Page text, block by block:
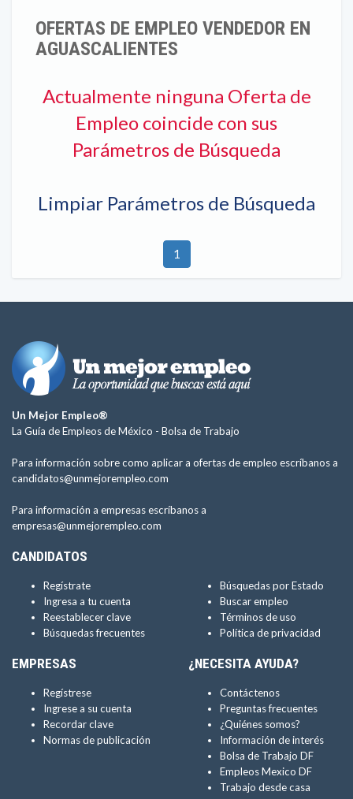
OFERTAS DE EMPLEO VENDEDOR EN
AGUASCALIENTES
Actualmente ninguna Oferta de
Empleo coincide con sus
Parámetros de Búsqueda
Limpiar Parámetros de Búsqueda
1
Un Mejor Empleo®
La Guía de Empleos de México - Bolsa de Trabajo
Para información sobre como aplicar a ofertas de empleo escríbanos a
candidatos@unmejorempleo.com
Para información a empresas escríbanos a
empresas@unmejorempleo.com
CANDIDATOS
Regístrate
Ingresa a tu cuenta
Reestablecer clave
Búsquedas frecuentes
Búsquedas por Estado
Buscar empleo
Términos de uso
Política de privacidad
EMPRESAS
Regístrese
Ingrese a su cuenta
Recordar clave
Normas de publicación
¿NECESITA AYUDA?
Contáctenos
Preguntas frecuentes
¿Quiénes somos?
Información de interés
Bolsa de Trabajo DF
Empleos Mexico DF
Trabajo desde casa